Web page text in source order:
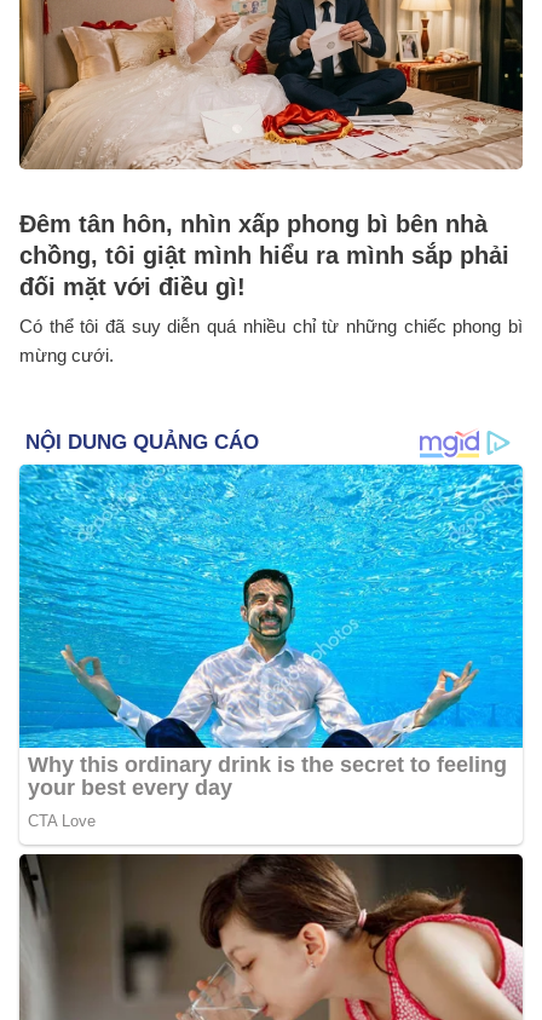
Đêm tân hôn, nhìn xấp phong bì bên nhà
chồng, tôi giật mình hiểu ra mình sắp phải
đối mặt với điều gì!
Có thể tôi đã suy diễn quá nhiều chỉ từ những chiếc phong bì
mừng cưới.